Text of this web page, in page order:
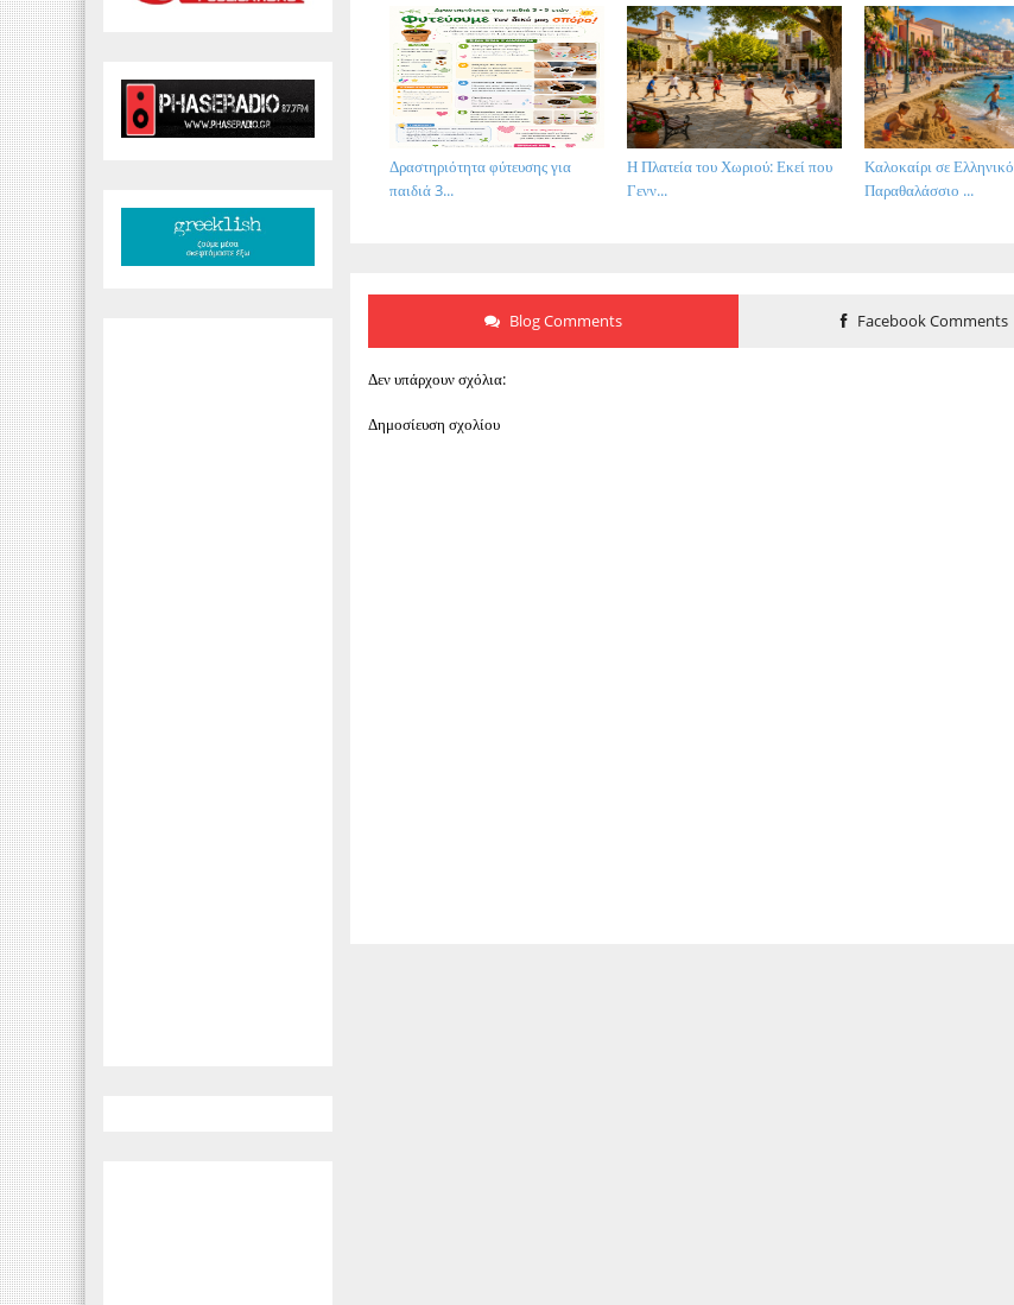
Καλοκαίρι σε Ελληνικό
Παραθαλάσσιο ...
Η Πλατεία του Χωριού: Εκεί που
Γενν...
Δραστηριότητα φύτευσης για
παιδιά 3...
Blog Comments Facebook Comments
Δεν υπάρχουν σχόλια:
Δημοσίευση σχολίου